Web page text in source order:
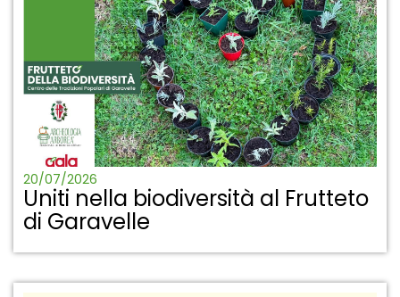
20/07/2026
Uniti nella biodiversità al Frutteto
di Garavelle